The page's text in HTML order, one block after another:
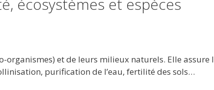
écosystèmes et espèces
organismes) et de leurs milieux naturels. Elle assure
purification de l’eau, fertilité des sols…